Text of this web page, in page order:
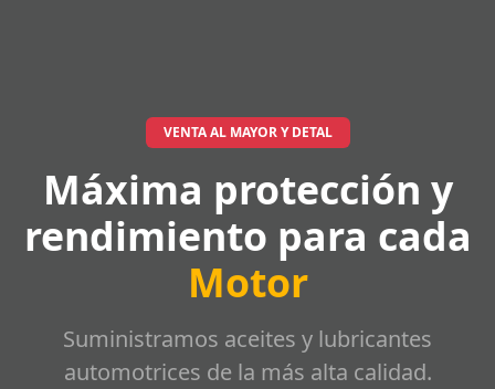
VENTA AL MAYOR Y DETAL
Máxima protección y
rendimiento para cada
Motor
Suministramos aceites y lubricantes
automotrices de la más alta calidad.